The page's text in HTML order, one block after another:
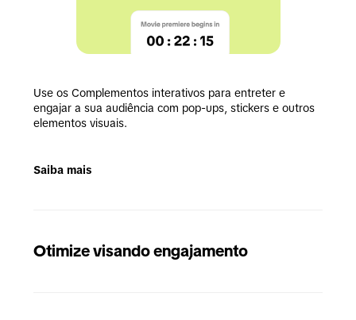
Use os Complementos interativos para entreter e
engajar a sua audiência com pop-ups, stickers e outros
elementos visuais.
Saiba mais
Otimize visando engajamento